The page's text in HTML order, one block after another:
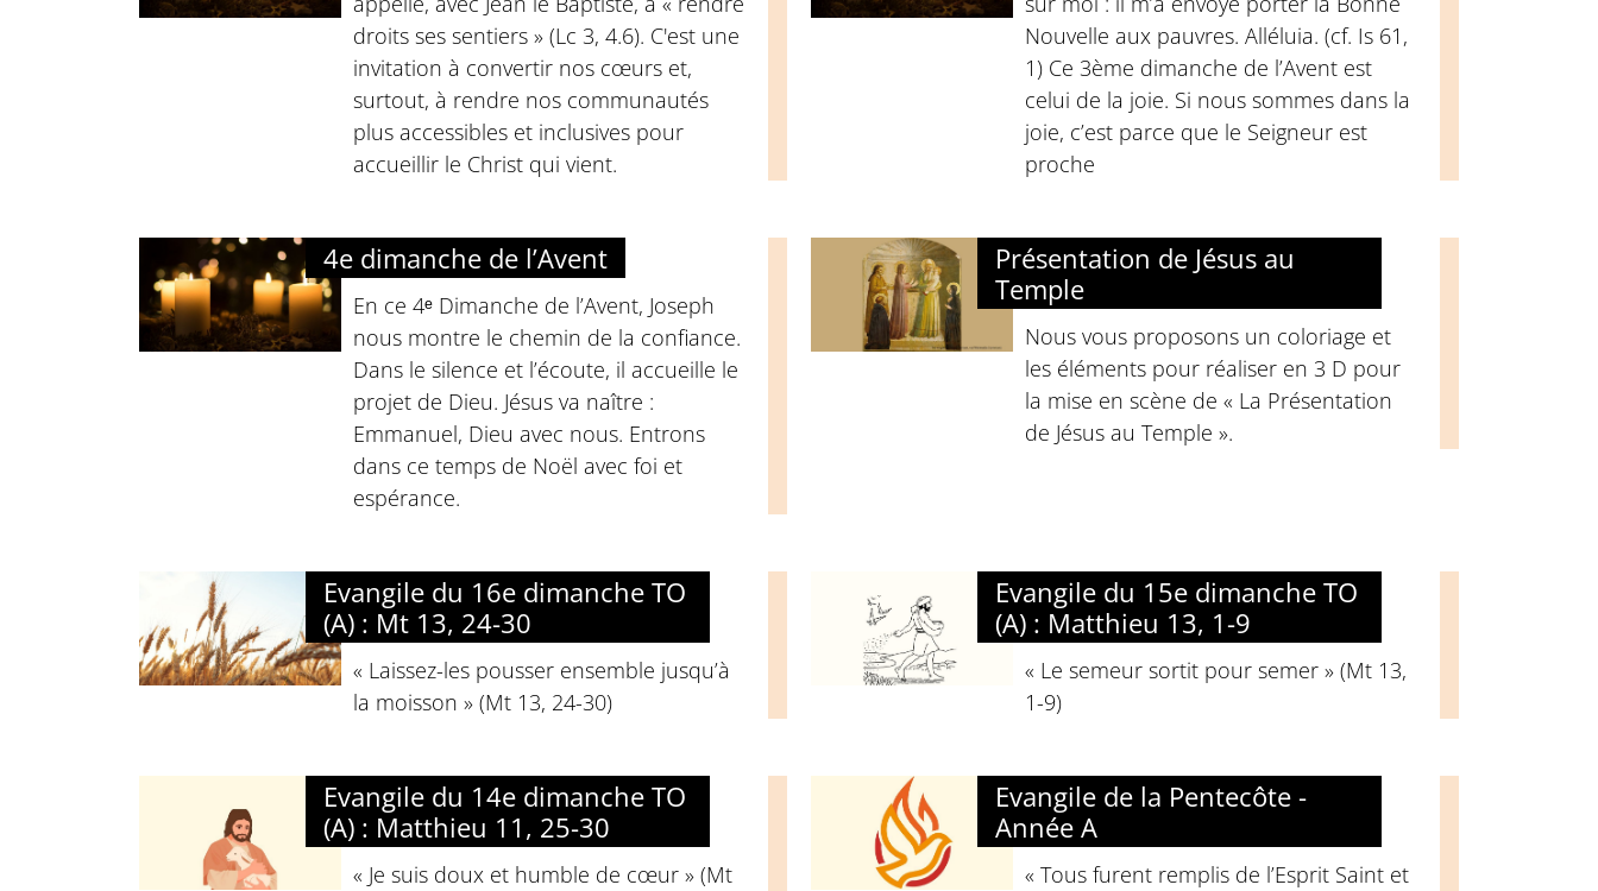
droits ses sentiers » (Lc 3, 4.6). C'est une
invitation à convertir nos cœurs et,
surtout, à rendre nos communautés
plus accessibles et inclusives pour
accueillir le Christ qui vient.
Nouvelle aux pauvres. Alléluia. (cf. Is 61,
1) Ce 3ème dimanche de l’Avent est
celui de la joie. Si nous sommes dans la
joie, c’est parce que le Seigneur est
proche
4e dimanche de l’Avent
En ce 4ᵉ Dimanche de l’Avent, Joseph
nous montre le chemin de la confiance.
Dans le silence et l’écoute, il accueille le
projet de Dieu. Jésus va naître :
Emmanuel, Dieu avec nous. Entrons
dans ce temps de Noël avec foi et
espérance.
Présentation de Jésus au
Temple
Nous vous proposons un coloriage et
les éléments pour réaliser en 3 D pour
la mise en scène de « La Présentation
de Jésus au Temple ».
Evangile du 16e dimanche TO
(A) : Mt 13, 24-30
« Laissez-les pousser ensemble jusqu’à
la moisson » (Mt 13, 24-30)
Evangile du 15e dimanche TO
(A) : Matthieu 13, 1-9
« Le semeur sortit pour semer » (Mt 13,
1-9)
Evangile du 14e dimanche TO
(A) : Matthieu 11, 25-30
« Je suis doux et humble de cœur » (Mt
Evangile de la Pentecôte -
Année A
« Tous furent remplis de l’Esprit Saint et